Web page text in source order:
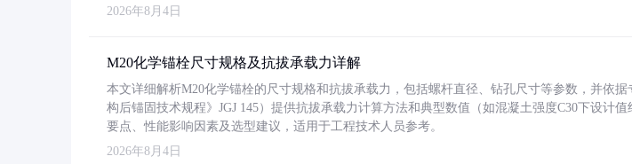
2026年8月4日
M20化学锚栓尺寸规格及抗拔承载力详解
本文详细解析M20化学锚栓的尺寸规格和抗拔承载力，包括螺杆直径、钻孔尺寸等参数，并依
构后锚固技术规程》JGJ 145）提供抗拔承载力计算方法和典型数值（如混凝土强度C30下设计
要点、性能影响因素及选型建议，适用于工程技术人员参考。
2026年8月4日